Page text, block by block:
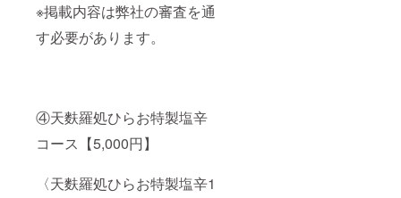
※掲載内容は弊社の審査を通
す必要があります。
④天麩羅処ひらお特製塩辛
コース【5,000円】
〈天麩羅処ひらお特製塩辛1